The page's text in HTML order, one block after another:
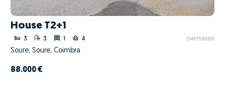
House T2+1
3 3 1 4 ZMPT590350
Soure, Soure, Coimbra
88.000 €